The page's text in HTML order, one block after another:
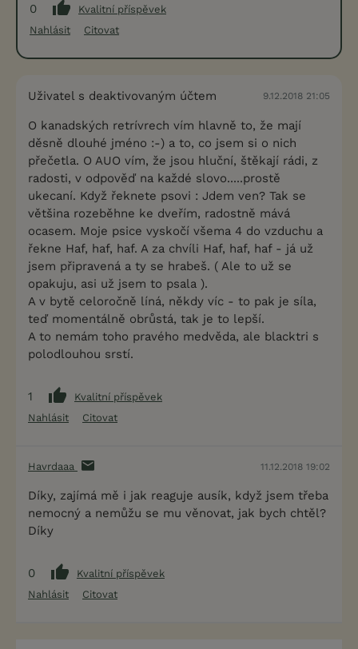
0
Kvalitní příspěvek
Nahlásit
Citovat
Uživatel s deaktivovaným účtem 9.12.2018 21:05
O kanadských retrívrech vím hlavně to, že mají
děsně dlouhé jméno :-) a to, co jsem si o nich
přečetla. O AUO vím, že jsou hluční, štěkají rádi, z
radosti, v odpověď na každé slovo.....prostě
ukecaní. Když řeknete psovi : Jdem ven? Tak se
většina rozeběhne ke dveřím, radostně mává
ocasem. Moje psice vyskočí všema 4 do vzduchu a
řekne Haf, haf, haf. A za chvíli Haf, haf, haf - já už
jsem připravená a ty se hrabeš. ( Ale to už se
opakuju, asi už jsem to psala ).
A v bytě celoročně líná, někdy víc - to pak je síla,
teď momentálně obrůstá, tak je to lepší.
A to nemám toho pravého medvěda, ale blacktri s
polodlouhou srstí.
1
Kvalitní příspěvek
Nahlásit
Citovat
Havrdaaa 11.12.2018 19:02
Díky, zajímá mě i jak reaguje ausík, když jsem třeba
nemocný a nemůžu se mu věnovat, jak bych chtěl?
Díky
0
Kvalitní příspěvek
Nahlásit
Citovat